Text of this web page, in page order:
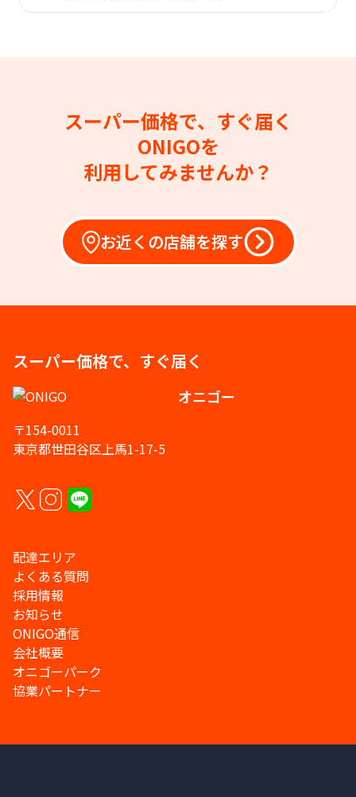
スーパー価格で、すぐ届く
ONIGOを
利用してみませんか？
お近くの店舗を探す
スーパー価格で、すぐ届く
オニゴー
〒154-0011
東京都世田谷区上馬1-17-5
配達エリア
よくある質問
採用情報
お知らせ
ONIGO通信
会社概要
オニゴーパーク
協業パートナー